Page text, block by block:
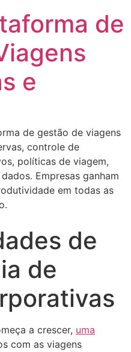
de
e
de gestão de viagens
controle de
políticas de viagem,
Empresas ganham
em todas as
de
de
a crescer, uma
com as viagens